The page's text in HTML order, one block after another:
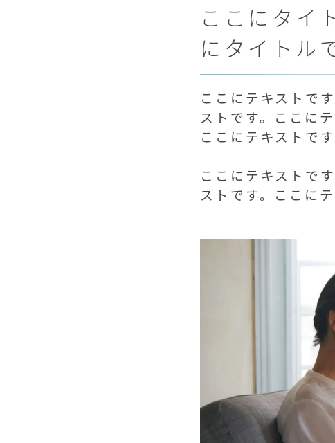
ここにタイ
にタイトル
ここにテキストで
ストです。ここに
ここにテキストで
ここにテキストで
ストです。ここにテ